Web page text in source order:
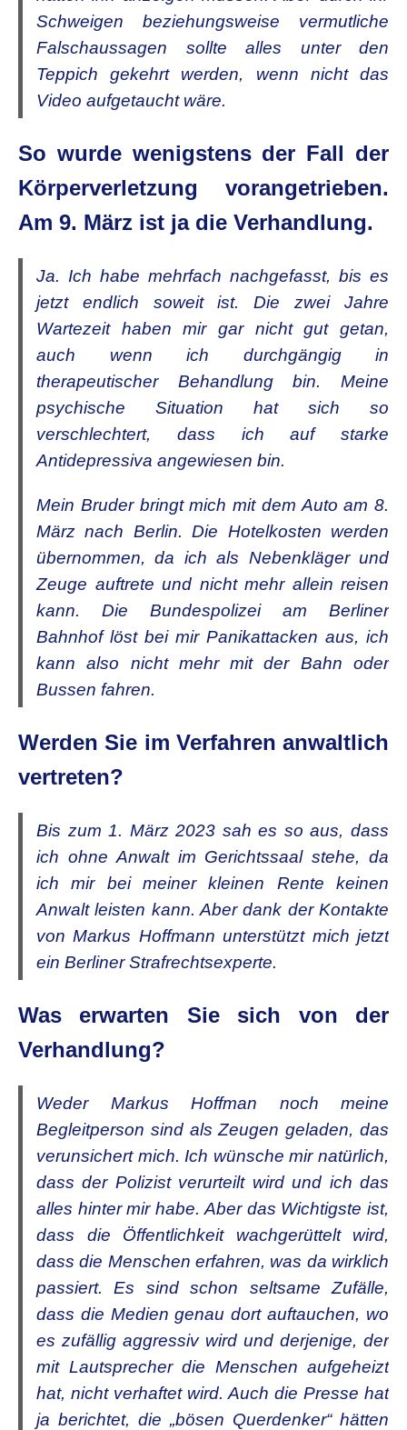
Schweigen beziehungsweise vermutliche
Falschaussagen sollte alles unter den
Teppich gekehrt werden, wenn nicht das
Video aufgetaucht wäre.
So wurde wenigstens der Fall der
Körperverletzung vorangetrieben.
Am 9. März ist ja die Verhandlung.
Ja. Ich habe mehrfach nachgefasst, bis es
jetzt endlich soweit ist. Die zwei Jahre
Wartezeit haben mir gar nicht gut getan,
auch wenn ich durchgängig in
therapeutischer Behandlung bin. Meine
psychische Situation hat sich so
verschlechtert, dass ich auf starke
Antidepressiva angewiesen bin.
Mein Bruder bringt mich mit dem Auto am 8.
März nach Berlin. Die Hotelkosten werden
übernommen, da ich als Nebenkläger und
Zeuge auftrete und nicht mehr allein reisen
kann. Die Bundespolizei am Berliner
Bahnhof löst bei mir Panikattacken aus, ich
kann also nicht mehr mit der Bahn oder
Bussen fahren.
Werden Sie im Verfahren anwaltlich
vertreten?
Bis zum 1. März 2023 sah es so aus, dass
ich ohne Anwalt im Gerichtssaal stehe, da
ich mir bei meiner kleinen Rente keinen
Anwalt leisten kann. Aber dank der Kontakte
von Markus Hoffmann unterstützt mich jetzt
ein Berliner Strafrechtsexperte.
Was erwarten Sie sich von der
Verhandlung?
Weder Markus Hoffman noch meine
Begleitperson sind als Zeugen geladen, das
verunsichert mich. Ich wünsche mir natürlich,
dass der Polizist verurteilt wird und ich das
alles hinter mir habe. Aber das Wichtigste ist,
dass die Öffentlichkeit wachgerüttelt wird,
dass die Menschen erfahren, was da wirklich
passiert. Es sind schon seltsame Zufälle,
dass die Medien genau dort auftauchen, wo
es zufällig aggressiv wird und derjenige, der
mit Lautsprecher die Menschen aufgeheizt
hat, nicht verhaftet wird. Auch die Presse hat
ja berichtet, die „bösen Querdenker“ hätten